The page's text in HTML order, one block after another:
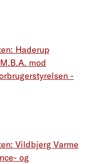
Haderup
mod
-
Vildbjerg Varme
og